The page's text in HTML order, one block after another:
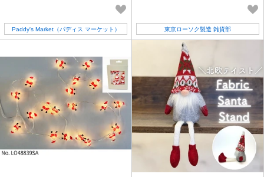
Paddy's Market（パディス マーケット） 東京ローソク製造 雑貨部